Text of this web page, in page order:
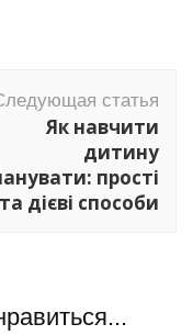
статья
Як навчити
дитину
прості
та дієві способи